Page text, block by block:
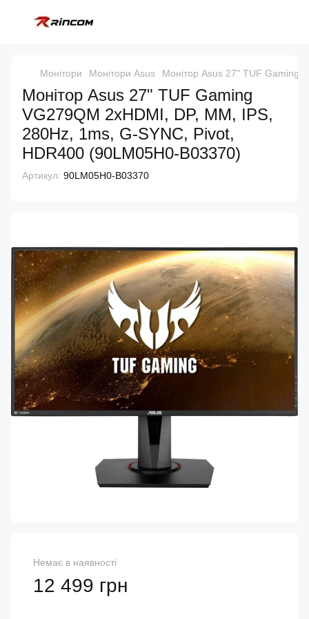
Монітори Монітори Asus Монітор Asus 27" TUF Gaming
Монітор Asus 27" TUF Gaming
VG279QM 2xHDMI, DP, MM, IPS,
280Hz, 1ms, G-SYNC, Pivot,
HDR400 (90LM05H0-B03370)
Артикул: 90LM05H0-B03370
Немає в наявності
12 499 грн